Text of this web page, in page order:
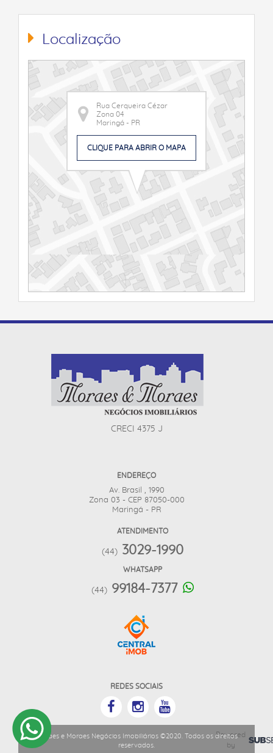
Localização
Rua Cerqueira Cézar
Zona 04
Maringá - PR
CLIQUE PARA ABRIR O MAPA
CRECI 4375 J
ENDEREÇO
Av. Brasil , 1990
Zona 03 - CEP 87050-000
Maringá - PR
ATENDIMENTO
(44) 3029-1990
WHATSAPP
(44) 99184-7377
REDES SOCIAIS
Moraes e Moraes Negócios Imobiliários ©2020. Todos os direitos
reservados.
Powered
by